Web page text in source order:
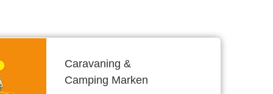
Caravaning &
Camping Marken